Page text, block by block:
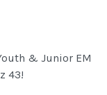
& Junior EM
43!